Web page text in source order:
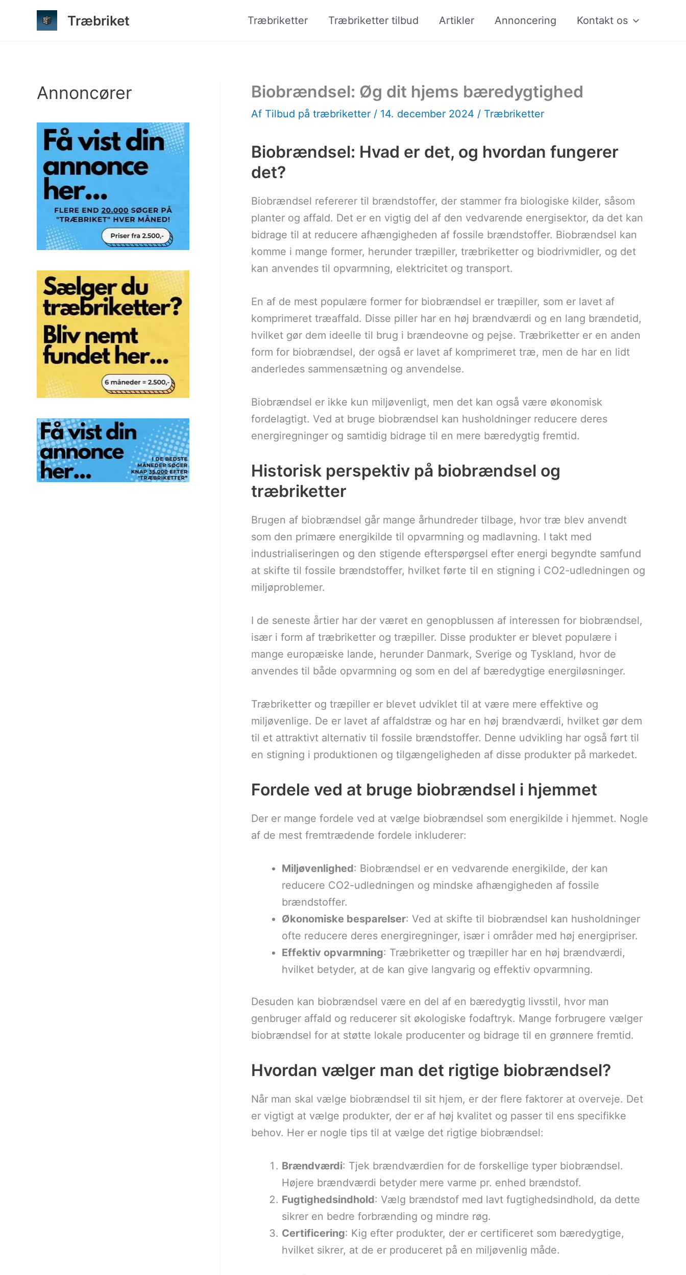
Træbriket Træbriketter Træbriketter tilbud Artikler Annoncering Kontakt os
Annoncører Biobrændsel: Øg dit hjems bæredygtighed
Af Tilbud på træbriketter / 14. december 2024 / Træbriketter
Biobrændsel: Hvad er det, og hvordan fungerer
det?
Biobrændsel refererer til brændstoffer, der stammer fra biologiske kilder, såsom
planter og affald. Det er en vigtig del af den vedvarende energisektor, da det kan
bidrage til at reducere afhængigheden af fossile brændstoffer. Biobrændsel kan
komme i mange former, herunder træpiller, træbriketter og biodrivmidler, og det
kan anvendes til opvarmning, elektricitet og transport.
En af de mest populære former for biobrændsel er træpiller, som er lavet af
komprimeret træaffald. Disse piller har en høj brændværdi og en lang brændetid,
hvilket gør dem ideelle til brug i brændeovne og pejse. Træbriketter er en anden
form for biobrændsel, der også er lavet af komprimeret træ, men de har en lidt
anderledes sammensætning og anvendelse.
Biobrændsel er ikke kun miljøvenligt, men det kan også være økonomisk
fordelagtigt. Ved at bruge biobrændsel kan husholdninger reducere deres
energiregninger og samtidig bidrage til en mere bæredygtig fremtid.
Historisk perspektiv på biobrændsel og
træbriketter
Brugen af biobrændsel går mange århundreder tilbage, hvor træ blev anvendt
som den primære energikilde til opvarmning og madlavning. I takt med
industrialiseringen og den stigende efterspørgsel efter energi begyndte samfund
at skifte til fossile brændstoffer, hvilket førte til en stigning i CO2-udledningen og
miljøproblemer.
I de seneste årtier har der været en genopblussen af interessen for biobrændsel,
især i form af træbriketter og træpiller. Disse produkter er blevet populære i
mange europæiske lande, herunder Danmark, Sverige og Tyskland, hvor de
anvendes til både opvarmning og som en del af bæredygtige energiløsninger.
Træbriketter og træpiller er blevet udviklet til at være mere effektive og
miljøvenlige. De er lavet af affaldstræ og har en høj brændværdi, hvilket gør dem
til et attraktivt alternativ til fossile brændstoffer. Denne udvikling har også ført til
en stigning i produktionen og tilgængeligheden af disse produkter på markedet.
Fordele ved at bruge biobrændsel i hjemmet
Der er mange fordele ved at vælge biobrændsel som energikilde i hjemmet. Nogle
af de mest fremtrædende fordele inkluderer:
Miljøvenlighed: Biobrændsel er en vedvarende energikilde, der kan
reducere CO2-udledningen og mindske afhængigheden af fossile
brændstoffer.
Økonomiske besparelser: Ved at skifte til biobrændsel kan husholdninger
ofte reducere deres energiregninger, især i områder med høj energipriser.
Effektiv opvarmning: Træbriketter og træpiller har en høj brændværdi,
hvilket betyder, at de kan give langvarig og effektiv opvarmning.
Desuden kan biobrændsel være en del af en bæredygtig livsstil, hvor man
genbruger affald og reducerer sit økologiske fodaftryk. Mange forbrugere vælger
biobrændsel for at støtte lokale producenter og bidrage til en grønnere fremtid.
Hvordan vælger man det rigtige biobrændsel?
Når man skal vælge biobrændsel til sit hjem, er der flere faktorer at overveje. Det
er vigtigt at vælge produkter, der er af høj kvalitet og passer til ens specifikke
behov. Her er nogle tips til at vælge det rigtige biobrændsel:
Brændværdi: Tjek brændværdien for de forskellige typer biobrændsel.
Højere brændværdi betyder mere varme pr. enhed brændstof.
Fugtighedsindhold: Vælg brændstof med lavt fugtighedsindhold, da dette
sikrer en bedre forbrænding og mindre røg.
Certificering: Kig efter produkter, der er certificeret som bæredygtige,
hvilket sikrer, at de er produceret på en miljøvenlig måde.